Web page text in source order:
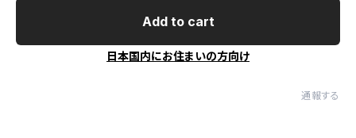
Add to cart
日本国内にお住まいの方向け
通報する